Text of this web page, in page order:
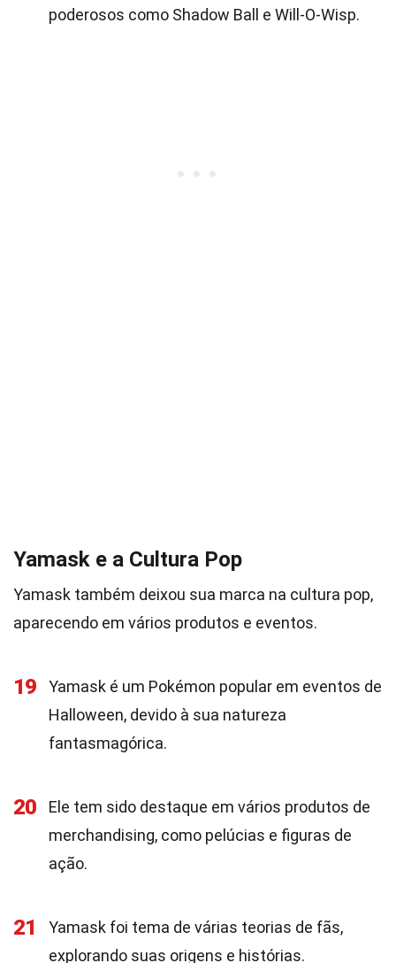
poderosos como Shadow Ball e Will-O-Wisp.
Yamask e a Cultura Pop
Yamask também deixou sua marca na cultura pop,
aparecendo em vários produtos e eventos.
19
Yamask é um Pokémon popular em eventos de
Halloween, devido à sua natureza
fantasmagórica.
20
Ele tem sido destaque em vários produtos de
merchandising, como pelúcias e figuras de
ação.
21
Yamask foi tema de várias teorias de fãs,
explorando suas origens e histórias.